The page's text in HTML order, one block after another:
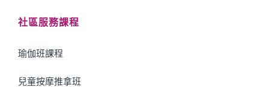
社區服務課程
瑜伽班課程
兒童按摩推拿班